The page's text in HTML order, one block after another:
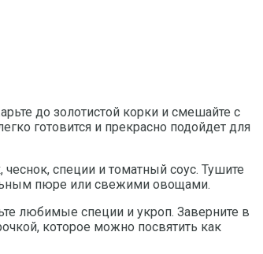
до золотистой корки и смешайте с
готовится и прекрасно подойдет для
чеснок, специи и томатный соус. Тушите
пюре или свежими овощами.
любимые специи и укроп. Заверните в
которое можно посвятить как